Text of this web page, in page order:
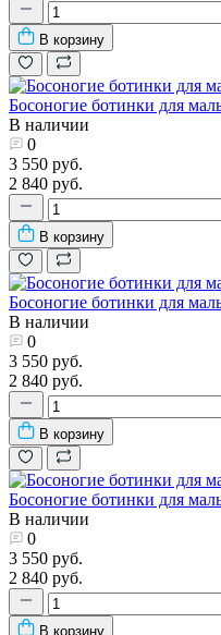
В корзину
Босоногие ботинки для
В наличии
0
3 550 руб.
2 840 руб.
В корзину
Босоногие ботинки для
В наличии
0
3 550 руб.
2 840 руб.
В корзину
Босоногие ботинки для
В наличии
0
3 550 руб.
2 840 руб.
В корзину